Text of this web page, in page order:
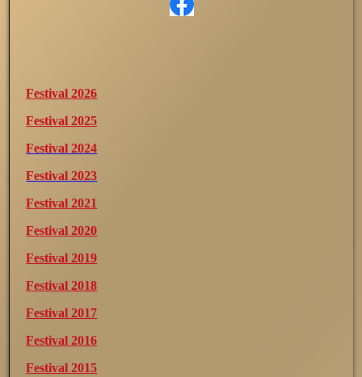
Festival 2026
Festival 2025
Festival 2024
Festival 2023
Festival 2021
Festival 2020
Festival 2019
Festival 2018
Festival 2017
Festival 2016
Festival 2015